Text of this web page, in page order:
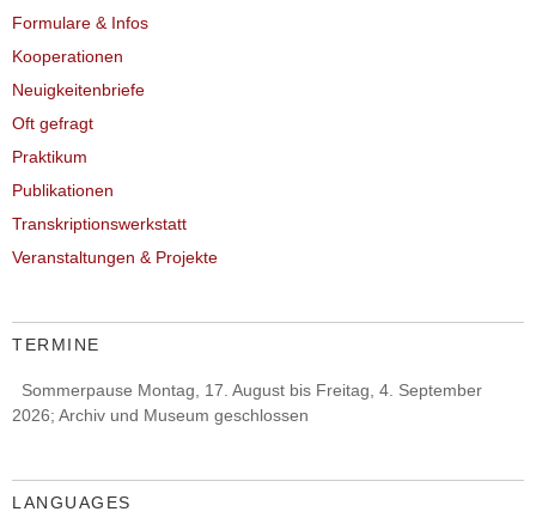
Formulare & Infos
Kooperationen
Neuigkeitenbriefe
Oft gefragt
Praktikum
Publikationen
Transkriptionswerkstatt
Veranstaltungen & Projekte
TERMINE
Sommerpause Montag, 17. August bis Freitag, 4. September
2026; Archiv und Museum geschlossen
LANGUAGES